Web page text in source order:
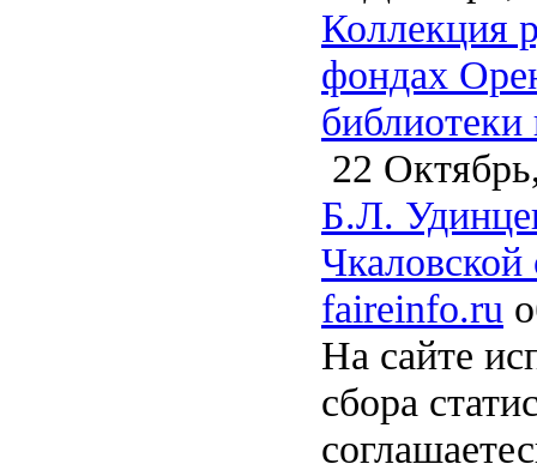
Коллекция
фондах
22
Б.Л.
faireinfo.ru
На сайте
сбора